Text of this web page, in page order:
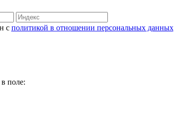
с политикой в отношении персональных данных
поле: